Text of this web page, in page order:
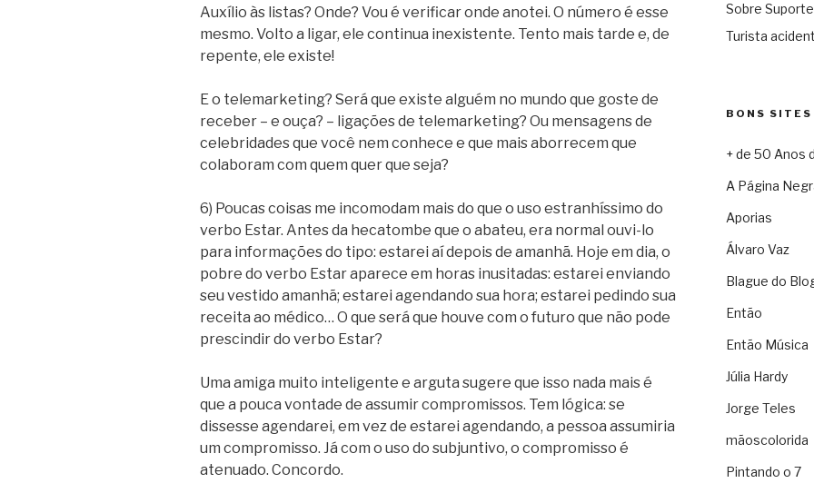
Auxílio às listas? Onde? Vou é verificar onde anotei. O número é esse
mesmo. Volto a ligar, ele continua inexistente. Tento mais tarde e, de
repente, ele existe!
E o telemarketing? Será que existe alguém no mundo que goste de
receber – e ouça? – ligações de telemarketing? Ou mensagens de
celebridades que você nem conhece e que mais aborrecem que
colaboram com quem quer que seja?
6) Poucas coisas me incomodam mais do que o uso estranhíssimo do
verbo Estar. Antes da hecatombe que o abateu, era normal ouvi-lo
para informações do tipo: estarei aí depois de amanhã. Hoje em dia, o
pobre do verbo Estar aparece em horas inusitadas: estarei enviando
seu vestido amanhã; estarei agendando sua hora; estarei pedindo sua
receita ao médico… O que será que houve com o futuro que não pode
prescindir do verbo Estar?
Uma amiga muito inteligente e arguta sugere que isso nada mais é
que a pouca vontade de assumir compromissos. Tem lógica: se
dissesse agendarei, em vez de estarei agendando, a pessoa assumiria
um compromisso. Já com o uso do subjuntivo, o compromisso é
atenuado. Concordo.
Sobre
Turista
BONS SITES
+ de 50 Anos
A Página
Aporias
Álvaro Vaz
Blague do
Então
Então Música
Júlia Hardy
Jorge Teles
mãoscolorida
Pintando o 7